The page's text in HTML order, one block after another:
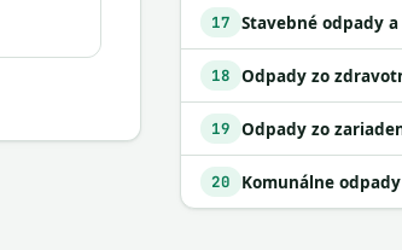
17
18
19
20 Komunálne odpady